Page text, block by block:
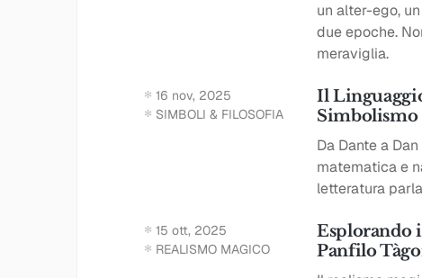
un alter-ego,
due epoche.
meraviglia.
16 nov, 2025
SIMBOLI & FILOSOFIA
Il
Simbolismo
Da Dante a
matematica e
letteratura
15 ott, 2025
REALISMO MAGICO
Esplorando
Panfilo